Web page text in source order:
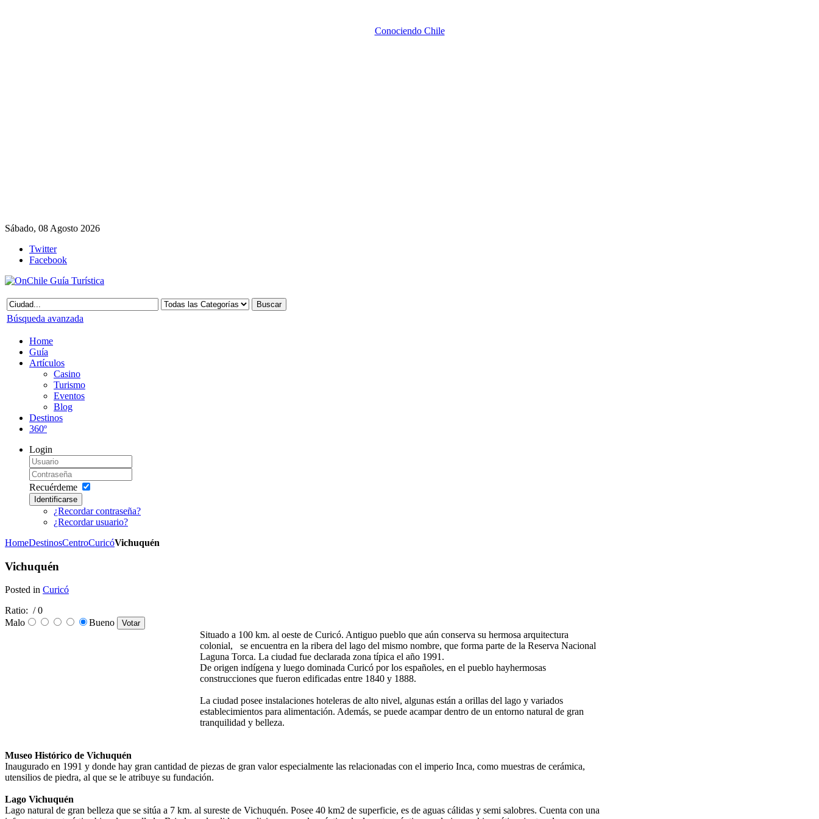
Conociendo Chile
Sábado, 08 Agosto 2026
Twitter
Facebook
Búsqueda avanzada
Home
Guía
Artículos
Casino
Turismo
Eventos
Blog
Destinos
360º
Login
Recuérdeme
Identificarse
¿Recordar contraseña?
¿Recordar usuario?
HomeDestinosCentroCuricóVichuquén
Vichuquén
Posted in Curicó
Ratio: / 0
Malo
Bueno
Situado a 100 km. al oeste de Curicó. Antiguo pueblo que aún conserva su hermosa arquitectura
colonial, se encuentra en la ribera del lago del mismo nombre, que forma parte de la Reserva Nacional
Laguna Torca. La ciudad fue declarada zona típica el año 1991.
De origen indígena y luego dominada Curicó por los españoles, en el pueblo hayhermosas
construcciones que fueron edificadas entre 1840 y 1888.
La ciudad posee instalaciones hoteleras de alto nivel, algunas están a orillas del lago y variados
establecimientos para alimentación. Además, se puede acampar dentro de un entorno natural de gran
tranquilidad y belleza.
Museo Histórico de Vichuquén
Inaugurado en 1991 y donde hay gran cantidad de piezas de gran valor especialmente las relacionadas con el imperio Inca, como muestras de cerámica,
utensilios de piedra, al que se le atribuye su fundación.
Lago Vichuquén
Lago natural de gran belleza que se sitúa a 7 km. al sureste de Vichuquén. Posee 40 km2 de superficie, es de aguas cálidas y semi salobres. Cuenta con una